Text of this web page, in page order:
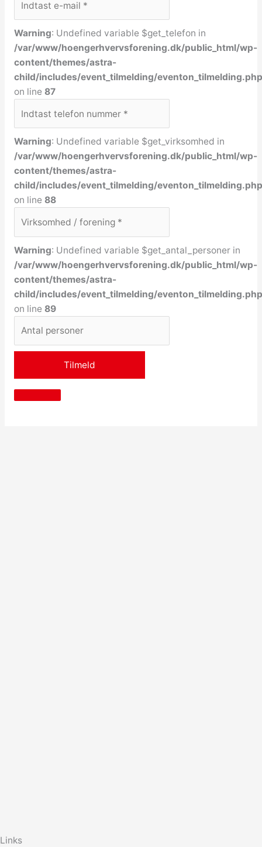
Warning: Undefined variable $get_telefon in
/var/www/hoengerhvervsforening.dk/public_html/wp-
content/themes/astra-
child/includes/event_tilmelding/eventon_tilmelding.php
on line 87
Warning: Undefined variable $get_virksomhed in
/var/www/hoengerhvervsforening.dk/public_html/wp-
content/themes/astra-
child/includes/event_tilmelding/eventon_tilmelding.php
on line 88
Warning: Undefined variable $get_antal_personer in
/var/www/hoengerhvervsforening.dk/public_html/wp-
content/themes/astra-
child/includes/event_tilmelding/eventon_tilmelding.php
on line 89
Links